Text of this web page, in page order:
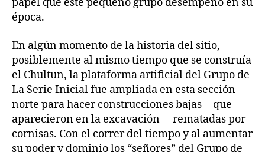
época.
En algún momento de la historia del sitio,
posiblemente al mismo tiempo que se construía
el Chultun, la plataforma artificial del Grupo de
La Serie Inicial fue ampliada en esta sección
norte para hacer construcciones bajas –-que
aparecieron en la excavación— rematadas por
cornisas. Con el correr del tiempo y al aumentar
su poder y dominio los “señores” del Grupo de